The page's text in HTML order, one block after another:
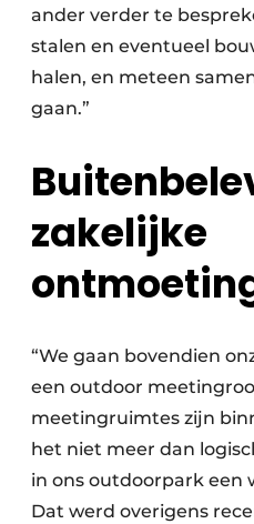
ander verder te
stalen en eventueel
halen, en meteen
gaan.”
zakelijke
“We gaan bovendien
een outdoor
meetingruimtes zijn
het niet meer dan
in ons outdoorpark een
Dat werd overigens